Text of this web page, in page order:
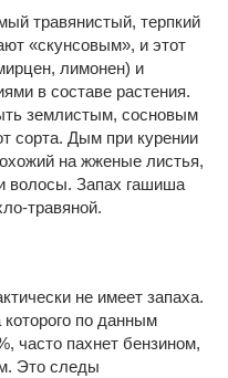
травянистый, терпкий
«скунсовым», и этот
лимонен) и
в составе растения.
землистым, сосновым
сорта. Дым при курении
на жженые листья,
волосы. Запах гашиша
травяной.
не имеет запаха.
по данным
часто пахнет бензином,
Это следы